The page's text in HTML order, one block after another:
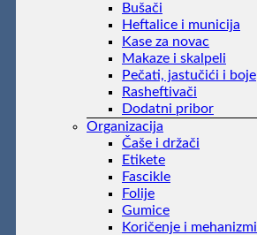
Bušači
Heftalice i municija
Kase za novac
Makaze i skalpeli
Pečati, jastučići i boje
Rasheftivači
Dodatni pribor
Organizacija
Čaše i držači
Etikete
Fascikle
Folije
Gumice
Koričenje i mehanizmi